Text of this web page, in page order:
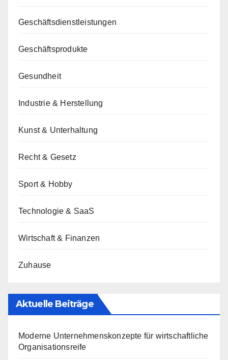
Geschäftsdienstleistungen
Geschäftsprodukte
Gesundheit
Industrie & Herstellung
Kunst & Unterhaltung
Recht & Gesetz
Sport & Hobby
Technologie & SaaS
Wirtschaft & Finanzen
Zuhause
Aktuelle Beiträge
Moderne Unternehmenskonzepte für wirtschaftliche
Organisationsreife